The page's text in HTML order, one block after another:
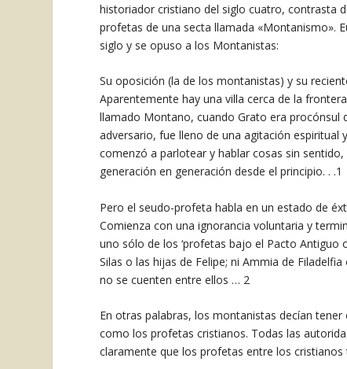
historiador cristiano del siglo cuatro, contrasta
profetas de una secta llamada «Montanismo».
siglo y se opuso a los Montanistas:
Su oposición (la de los montanistas) y su
Aparentemente hay una villa cerca de la
llamado Montano, cuando Grato era procónsul
adversario, fue lleno de una agitación espiritual
comenzó a parlotear y hablar cosas sin
generación en generación desde el principio. . .1
Pero el seudo-profeta habla en un estado de
Comienza con una ignorancia voluntaria y
uno sólo de los ‘profetas bajo el Pacto Antiguo
Silas o las hijas de Felipe; ni Ammia de
no se cuenten entre ellos … 2
En otras palabras, los montanistas decían
como los profetas cristianos. Todas las
claramente que los profetas entre los